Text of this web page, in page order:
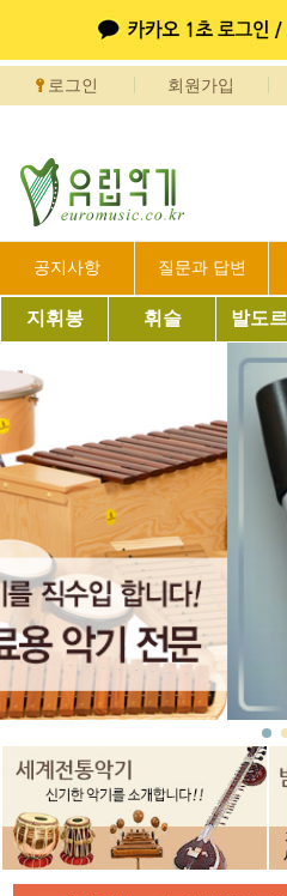
로그인 회원가입
공지사항 질문과 답변
지휘봉 휘슬 발도